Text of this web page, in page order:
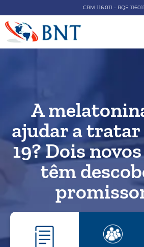
CRM 116.011 - RQE 116011
A
ajudar a tratar
19? Dois
têm